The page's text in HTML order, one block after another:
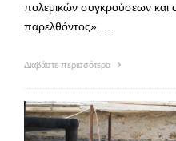
πολεμικών συγκρούσεων
παρελθόντος». …
Διαβάστε περισσότερα